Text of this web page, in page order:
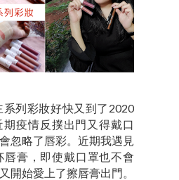
系列彩妝好快又到了2020
疫情反撲出門又得戴口
忽略了唇彩。近期我遇見
唇膏，即使戴口罩也不會
開始愛上了擦唇膏出門。